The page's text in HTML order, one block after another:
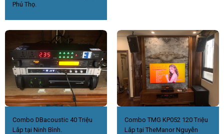
Phú Thọ.
Combo DBacoustic 40 Triệu
Lắp tại Ninh Bình.
Combo TMG KP052 120 Triệu
Lắp tại TheManor Nguyễn